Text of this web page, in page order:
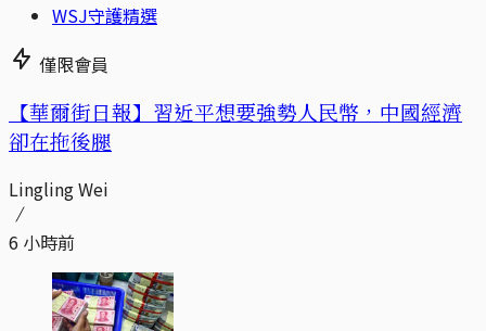
WSJ守護精選
僅限會員
【華爾街日報】習近平想要強勢人民幣，中國經濟
卻在拖後腿
Lingling Wei
6 小時前